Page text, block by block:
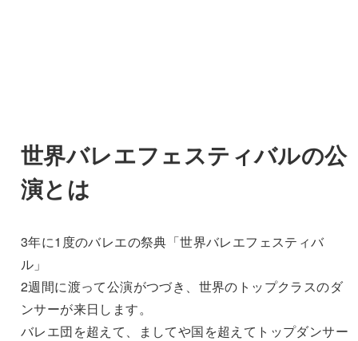
世界バレエフェスティバルの公
演とは
3年に1度のバレエの祭典「世界バレエフェスティバ
ル」
2週間に渡って公演がつづき、世界のトップクラスのダ
ンサーが来日します。
バレエ団を超えて、ましてや国を超えてトップダンサー